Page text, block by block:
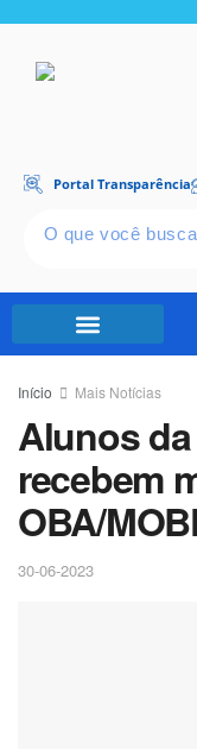
Portal Transparência
Início Mais Notícias
Alunos
recebem
OBA/
30-06-2023